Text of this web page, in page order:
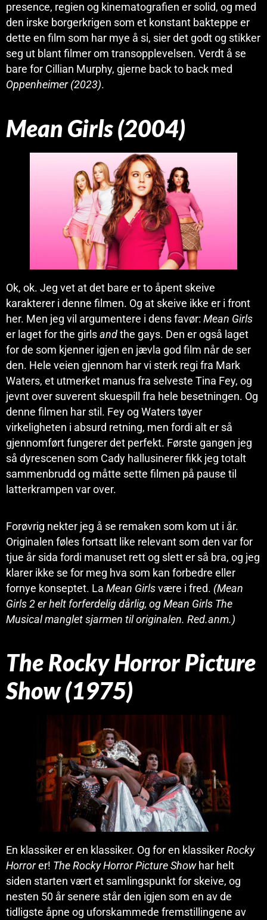
presence, regien og kinematografien er solid, og med
den irske borgerkrigen som et konstant bakteppe er
dette en film som har mye å si, sier det godt og stikker
seg ut blant filmer om transopplevelsen. Verdt å se
bare for Cillian Murphy, gjerne back to back med
Oppenheimer (2023).
Mean Girls (2004)
Ok, ok. Jeg vet at det bare er to åpent skeive
karakterer i denne filmen. Og at skeive ikke er i front
her. Men jeg vil argumentere i dens favør: Mean Girls
er laget for the girlsandthe gays. Den er også laget
for de som kjenner igjen en jævla god film når de ser
den. Hele veien gjennom har vi sterk regi fra Mark
Waters, et utmerket manus fra selveste Tina Fey, og
jevnt over suverent skuespill fra hele besetningen. Og
denne filmen har stil. Fey og Waters tøyer
virkeligheten i absurd retning, men fordi alt er så
gjennomført fungerer det perfekt. Første gangen jeg
så dyrescenen som Cady hallusinerer fikk jeg totalt
sammenbrudd og måtte sette filmen på pause til
latterkrampen var over.
Forøvrig nekter jeg å se remaken som kom ut i år.
Originalen føles fortsatt like relevant som den var for
tjue år sida fordi manuset rett og slett er så bra, og jeg
klarer ikke se for meg hva som kan forbedre eller
fornye konseptet. La Mean Girlsvære i fred. (Mean
Girls 2 er helt forferdelig dårlig, og Mean Girls The
Musical manglet sjarmen til originalen. Red.anm.)
The Rocky Horror Picture
Show (1975)
En klassiker er en klassiker. Og for en klassikerRocky
Horrorer! The Rocky Horror Picture Showhar helt
siden starten vært et samlingspunkt for skeive, og
nesten 50 år senere står den igjen som en av de
tidligste åpne og uforskammede fremstillingene av